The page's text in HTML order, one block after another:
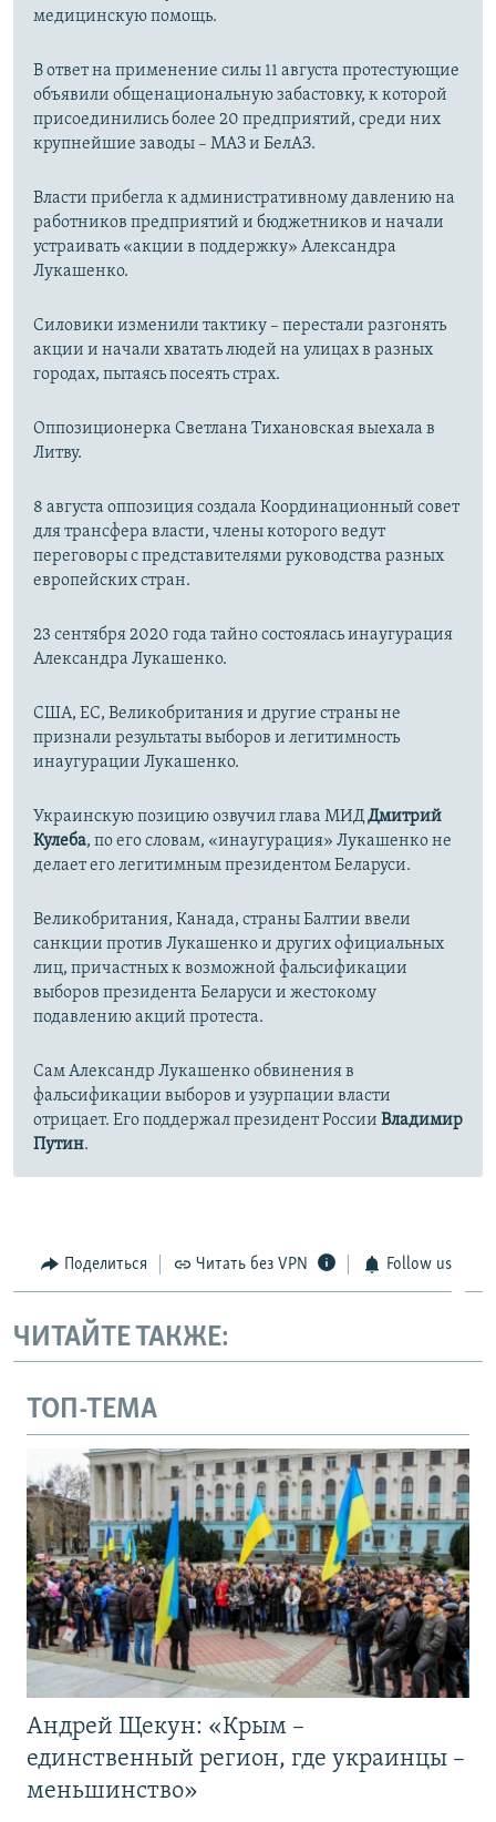
медицинскую помощь.
В ответ на применение силы 11 августа протестующие
объявили общенациональную забастовку, к которой
присоединились более 20 предприятий, среди них
крупнейшие заводы – МАЗ и БелАЗ.
Власти прибегла к административному давлению на
работников предприятий и бюджетников и начали
устраивать «акции в поддержку» Александра
Лукашенко.
Силовики изменили тактику – перестали разгонять
акции и начали хватать людей на улицах в разных
городах, пытаясь посеять страх.
Оппозиционерка Светлана Тихановская выехала в
Литву.
8 августа оппозиция создала Координационный совет
для трансфера власти, члены которого ведут
переговоры с представителями руководства разных
европейских стран.
23 сентября 2020 года тайно состоялась инаугурация
Александра Лукашенко.
США, ЕС, Великобритания и другие страны не
признали результаты выборов и легитимность
инаугурации Лукашенко.
Украинскую позицию озвучил глава МИДДмитрий
Кулеба, по его словам, «инаугурация» Лукашенко не
делает его легитимным президентом Беларуси.
Великобритания, Канада, страны Балтии ввели
санкции против Лукашенко и других официальных
лиц, причастных к возможной фальсификации
выборов президента Беларуси и жестокому
подавлению акций протеста.
Сам Александр Лукашенко обвинения в
фальсификации выборов и узурпации власти
отрицает. Его поддержал президент России Владимир
Путин.
Поделиться Читать без VPN Follow us
ЧИТАЙТЕ ТАКЖЕ:
ТОП-ТЕМА
Андрей Щекун: «Крым –
единственный регион, где украинцы –
меньшинство»